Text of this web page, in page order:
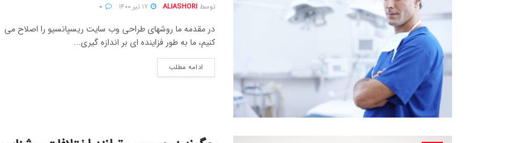
توسط ALIASHORI
در مقدمه ما روشهای طراحی وب سایت ریسپانسیو را اصلاح می
کنیم، ما به طور فزاینده ای بر اندازه گیری...
ادامه مطلب